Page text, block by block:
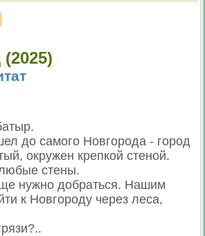
до самого Новгорода - город
окружен крепкой стеной.
стены.
нужно добраться. Нашим
к Новгороду через леса,